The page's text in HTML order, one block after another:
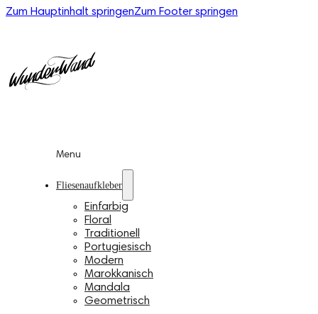
Zum Hauptinhalt springenZum Footer springen
Menu
Fliesenaufkleber
Einfarbig
Floral
Traditionell
Portugiesisch
Modern
Marokkanisch
Mandala
Geometrisch